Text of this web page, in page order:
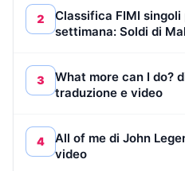
2
Classifica FIMI
settimana: Soldi di
3
What more can I do?
traduzione e video
4
All of me di John
video